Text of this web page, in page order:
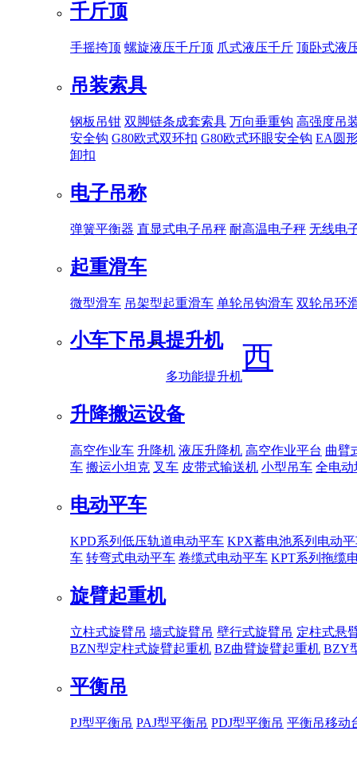
千斤顶
手摇挎顶 螺旋液压千斤顶 爪式液压千斤 顶卧式液
吊装索具
钢板吊钳 双脚链条成套索具 万向垂重钩 高强度吊
安全钩 G80欧式双环扣 G80欧式环眼安全钩 EA圆
卸扣
电子吊称
弹簧平衡器 直显式电子吊秤 耐高温电子秤 无线电
起重滑车
微型滑车 吊架型起重滑车 单轮吊钩滑车 双轮吊环
小车下吊具提升机
多功能提升机
升降搬运设备
高空作业车 升降机 液压升降机 高空作业平台 曲臂
车 搬运小坦克 叉车 皮带式输送机 小型吊车 全电动
电动平车
KPD系列低压轨道电动平车 KPX蓄电池系列电动
车 转弯式电动平车 卷缆式电动平车 KPT系列拖缆
旋臂起重机
立柱式旋臂吊 墙式旋臂吊 壁行式旋臂吊 定柱式悬
BZN型定柱式旋臂起重机 BZ曲臂旋臂起重机 BZY
平衡吊
PJ型平衡吊 PAJ型平衡吊 PDJ型平衡吊 平衡吊移动
西